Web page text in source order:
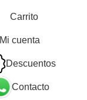
Carrito
Mi cuenta
Descuentos
Contacto